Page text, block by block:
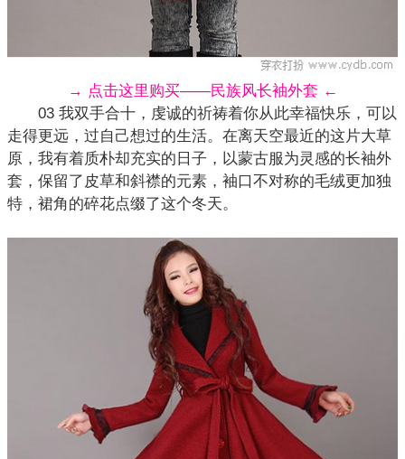
→ 点击这里购买——民族风长袖外套 ←
03 我双手合十，虔诚的祈祷着你从此幸福快乐，可以
走得更远，过自己想过的生活。在离天空最近的这片大草
原，我有着质朴却充实的日子，以蒙古服为灵感的长袖外
套，保留了皮草和斜襟的元素，袖口不对称的毛绒更加独
特，裙角的碎花点缀了这个冬天。